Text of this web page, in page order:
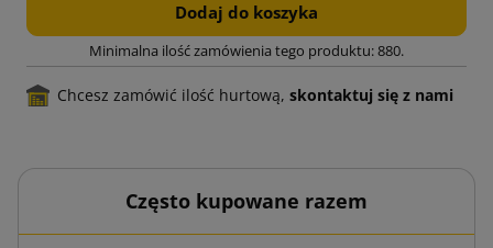
Dodaj do koszyka
Minimalna ilość zamówienia tego produktu: 880.
Chcesz zamówić ilość hurtową, skontaktuj się z nami
Często kupowane razem